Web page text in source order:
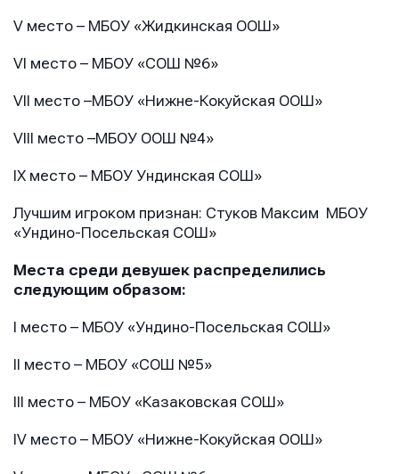
V место – МБОУ «Жидкинская ООШ»
VI место – МБОУ «СОШ №6»
VII место –МБОУ «Нижне-Кокуйская ООШ»
VIII место –МБОУ ООШ №4»
IX место – МБОУ Ундинская СОШ»
Лучшим игроком признан: Стуков Максим МБОУ
«Ундино-Посельская СОШ»
Места среди девушек распределились
следующим образом:
I место – МБОУ «Ундино-Посельская СОШ»
II место – МБОУ «СОШ №5»
III место – МБОУ «Казаковская СОШ»
IV место – МБОУ «Нижне-Кокуйская ООШ»